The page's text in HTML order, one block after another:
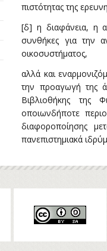
πιστότητας της
[δ] η διαφάνεια, η
συνθήκες για την
οικοσυστήματος,
αλλά και
την προαγωγή της
Βιβλιοθήκης της
οποιωνδήποτε
διαφοροποίησης
πανεπιστημιακά